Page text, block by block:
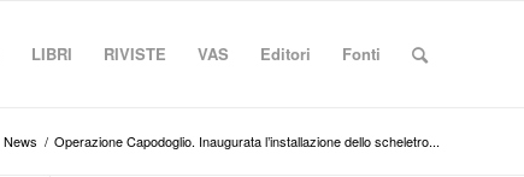
LIBRI RIVISTE VAS Editori Fonti
News / Operazione Capodoglio. Inaugurata l’installazione dello scheletro...